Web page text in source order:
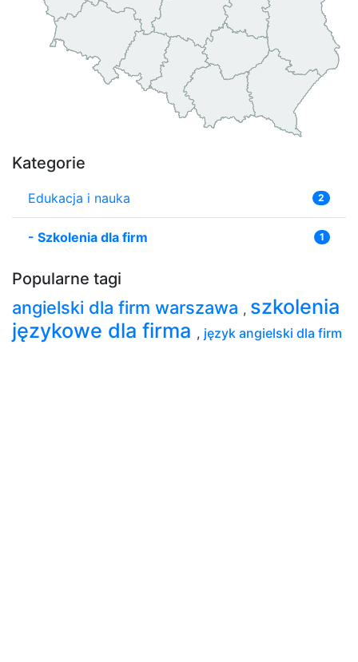
Kategorie
Edukacja i nauka 2
- Szkolenia dla firm 1
Popularne tagi
angielski dla firm warszawa , szkolenia
językowe dla firma , język angielski dla firm